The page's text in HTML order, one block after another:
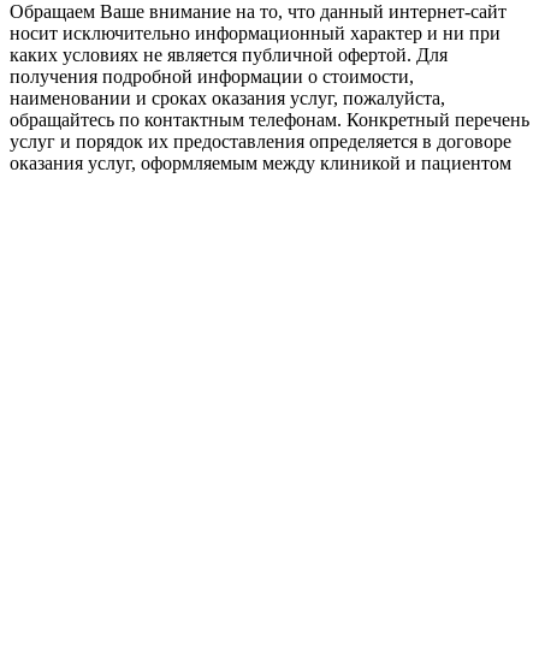
Обращаем Ваше внимание на то, что данный интернет-сайт
носит исключительно информационный характер и ни при
каких условиях не является публичной офертой. Для
получения подробной информации о стоимости,
наименовании и сроках оказания услуг, пожалуйста,
обращайтесь по контактным телефонам. Конкретный перечень
услуг и порядок их предоставления определяется в договоре
оказания услуг, оформляемым между клиникой и пациентом